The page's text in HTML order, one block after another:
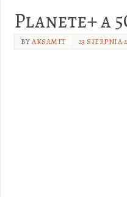
Planete+ a
BYAKSAMIT 23 SIERPNIA